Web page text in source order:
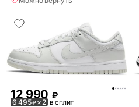
12 990 ₽
6 495₽× 2 в сплит